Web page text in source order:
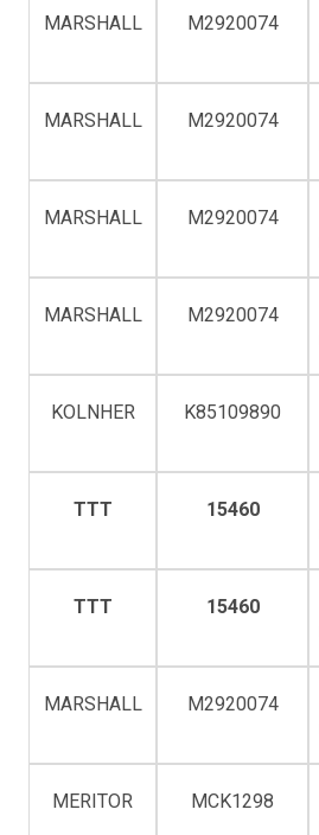
MARSHALL M2920074
MARSHALL M2920074
MARSHALL M2920074
MARSHALL M2920074
KOLNHER K85109890
TTT 15460
TTT 15460
MARSHALL M2920074
MERITOR MCK1298